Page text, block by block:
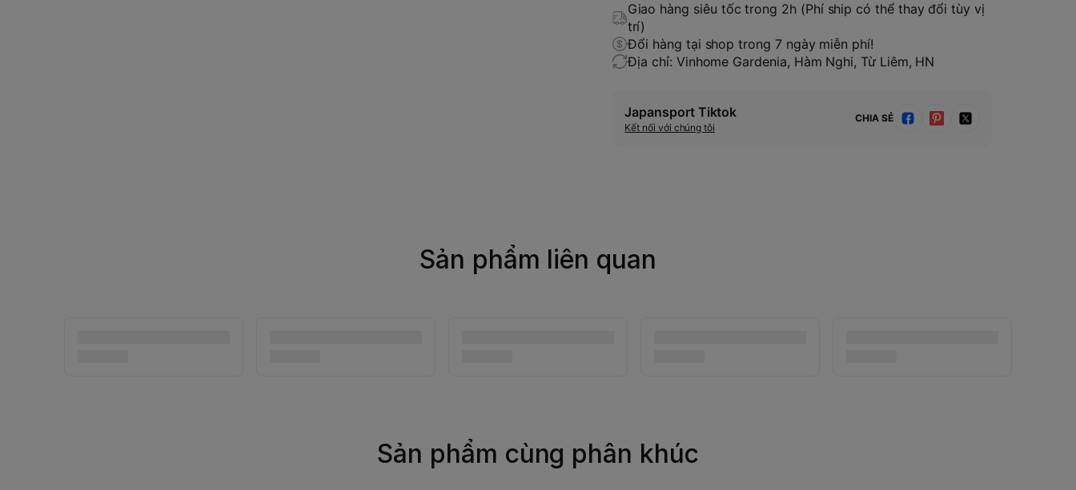
Giao hàng siêu tốc trong 2h (Phí ship có thể thay đổi tùy vị
trí)
Đổi hàng tại shop trong 7 ngày miễn phí!
Địa chỉ: Vinhome Gardenia, Hàm Nghi, Từ Liêm, HN
Japansport Tiktok
Kết nối với chúng tôi
CHIA SẺ
Sản phẩm liên quan
Sản phẩm cùng phân khúc